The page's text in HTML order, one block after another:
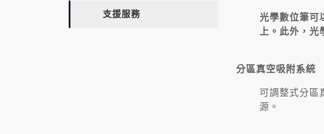
支援服務
光學數位筆可
上。此外，光
分區真空吸附系統
可調整式分區
源。